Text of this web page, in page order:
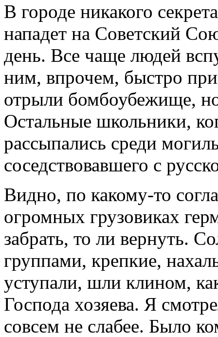
В городе никакого
нападет на Советский
день. Все чаще людей
ним, впрочем, быстро
отрыли бомбоубежище,
Остальные школьники,
рассыпались среди
соседствовавшего с
Видно, по какому-то
огромных грузовиках
забрать, то ли вернуть.
группами, крепкие,
уступали, шли клином,
Господа хозяева. Я
совсем не слабее. Было